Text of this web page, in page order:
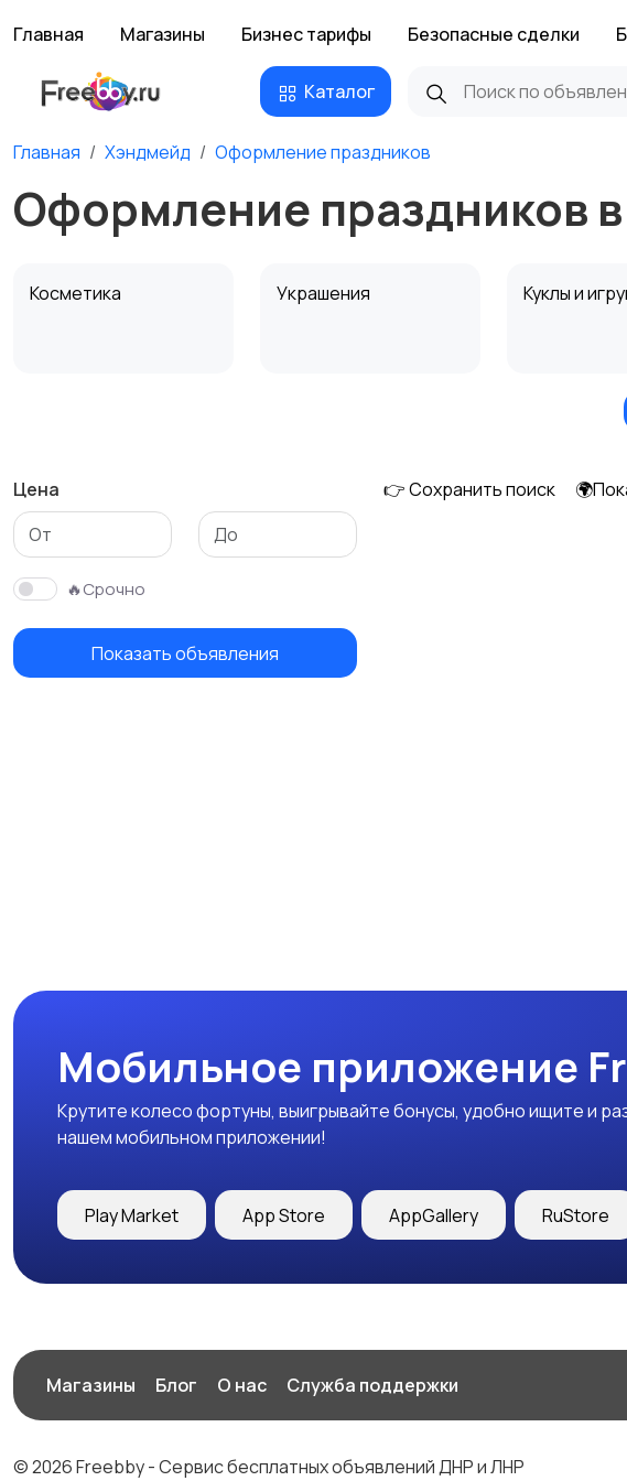
Главная Магазины Бизнес тарифы Безопасные сделки
Каталог
Главная Хэндмейд Оформление праздников
Оформление праздников
Косметика Украшения Куклы и
Цена
🔥Срочно
Показать объявления
👉 Сохранить поиск
Мобильное приложение
Крутите колесо фортуны, выигрывайте бонусы, удобно ищите и
нашем мобильном приложении!
Play Market App Store AppGallery RuStore
Магазины Блог О нас Служба поддержки
© 2026 Freebby - Сервис бесплатных объявлений ДНР и ЛНР